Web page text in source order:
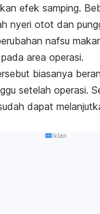
efek samping.
nyeri otot dan
nafsu
area operasi.
biasanya
setelah operasi.
dapat
Iklan